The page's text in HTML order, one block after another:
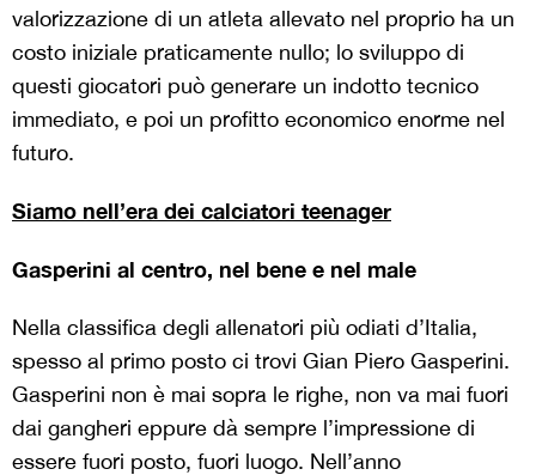
valorizzazione di un atleta allevato nel proprio ha un
costo iniziale praticamente nullo; lo sviluppo di
questi giocatori può generare un indotto tecnico
immediato, e poi un profitto economico enorme nel
futuro.
Siamo nell’era dei calciatori teenager
Gasperini al centro, nel bene e nel male
Nella classifica degli allenatori più odiati d’Italia,
spesso al primo posto ci trovi Gian Piero Gasperini.
Gasperini non è mai sopra le righe, non va mai fuori
dai gangheri eppure dà sempre l’impressione di
essere fuori posto, fuori luogo. Nell’anno